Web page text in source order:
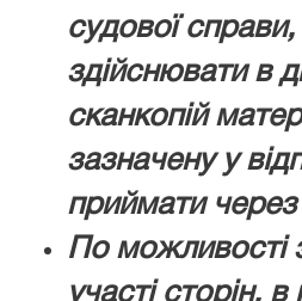
судової справи,
здійснювати в
сканкопій
зазначену у
приймати через
По можливості
участі сторін,